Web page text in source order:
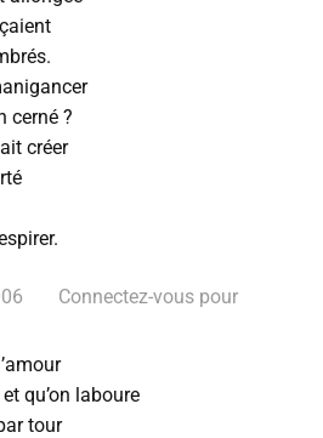
cerné ?
créer
Connectez-vous pour
qu’on laboure
tour